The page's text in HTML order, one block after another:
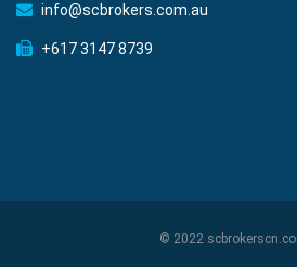
info@scbrokers.com.au
+617 3147 8739
© 2022